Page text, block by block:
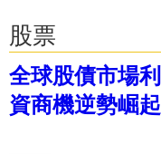
股票
全球股債市場
資商機逆勢崛起